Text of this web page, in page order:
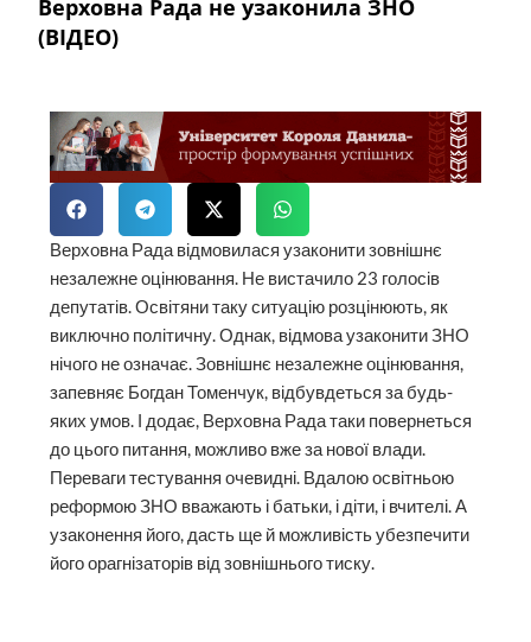
Верховна Рада не узаконила ЗНО
(ВІДЕО)
Верховна Рада відмовилася узаконити зовнішнє
незалежне оцінювання. Не вистачило 23 голосів
депутатів. Освітяни таку ситуацію розцінюють, як
виключно політичну. Однак, відмова узаконити ЗНО
нічого не означає. Зовнішнє незалежне оцінювання,
запевняє Богдан Томенчук, відбувдеться за будь-
яких умов. І додає, Верховна Рада таки повернеться
до цього питання, можливо вже за нової влади.
Переваги тестування очевидні. Вдалою освітньою
реформою ЗНО вважають і батьки, і діти, і вчителі. А
узаконення його, дасть ще й можливість убезпечити
його орагнізаторів від зовнішнього тиску.